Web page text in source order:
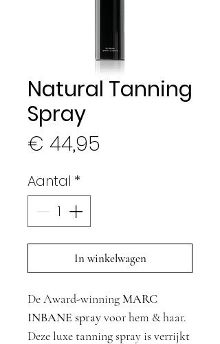
Natural Tanning
Spray
€ 44,95
Aantal *
In winkelwagen
De Award-winning MARC
INBANE sprayvoor hem & haar.
Deze luxe tanning spray is verrijkt